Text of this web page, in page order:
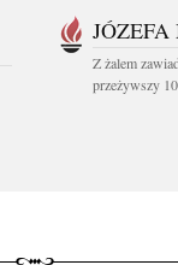
Z żalem
przeżywszy